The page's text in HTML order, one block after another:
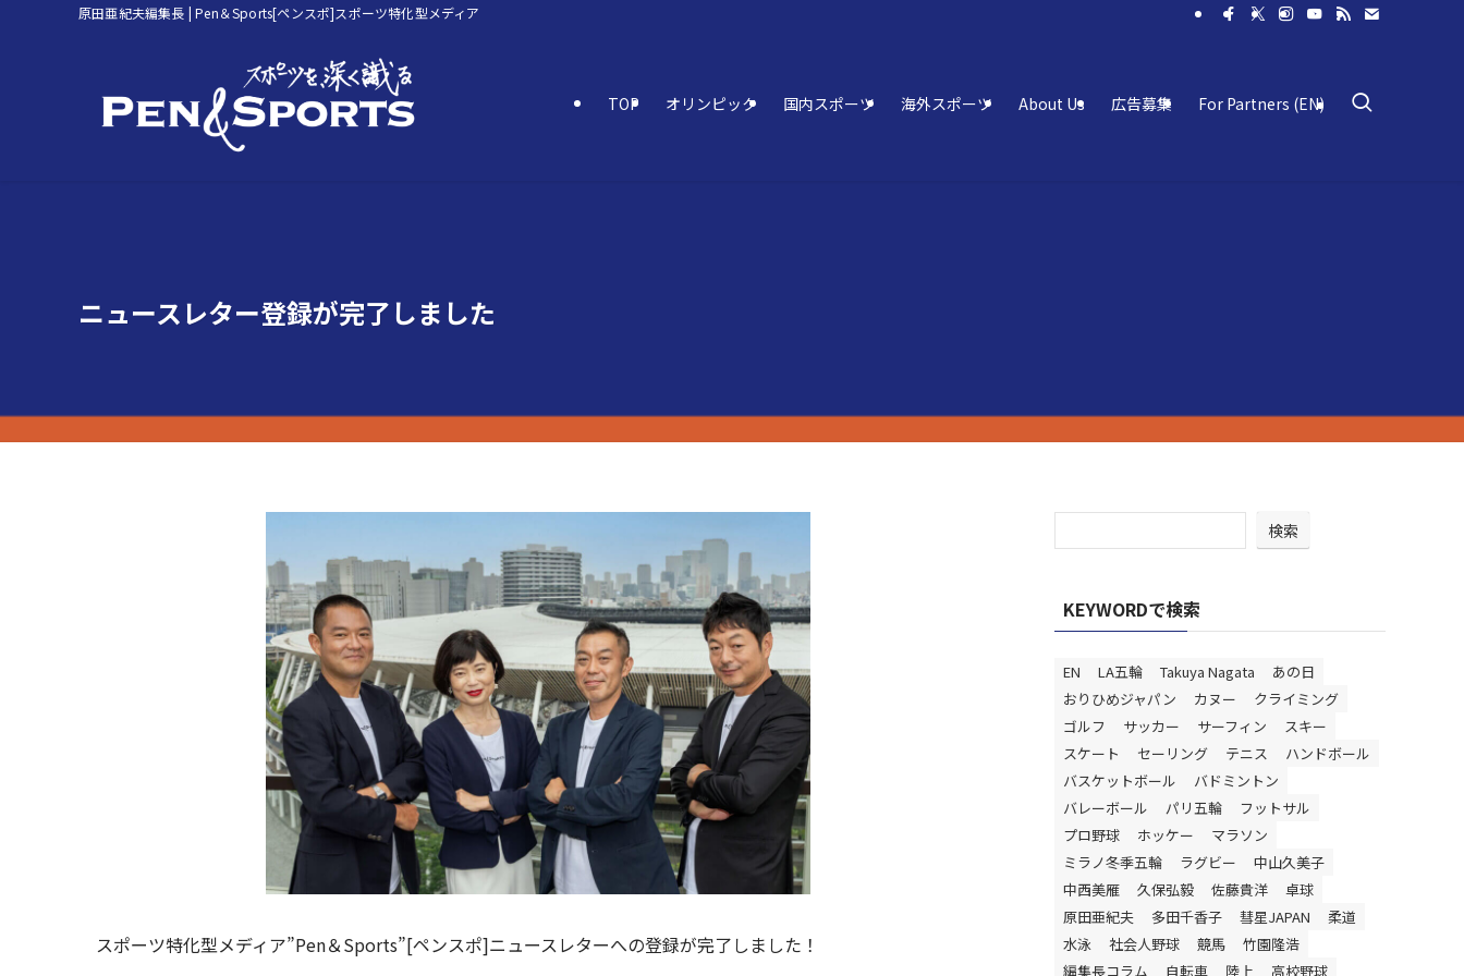
原田亜紀夫編集長 | Pen＆Sports[ペンスポ]スポーツ特化型メディア
TOP オリンピック 国内スポーツ 海外スポーツ About Us 広告募集 For Partners (EN)
ニュースレター登録が完了しました
スポーツ特化型メディア”Pen＆Sports”[ペンスポ]ニュースレターへの登録が完了しました！
検索
KEYWORDで検索
EN LA五輪 Takuya Nagata
あの日
おりひめジャパン
カヌー
クライミング
ゴルフ
サッカー サーフィン
スキー
スケート
セーリング テニス
ハンドボール
バスケットボール
バドミントン
バレーボール
パリ五輪
フットサル
プロ野球
ホッケー
マラソン
ミラノ冬季五輪
ラグビー
中山久美子
中西美雁
久保弘毅 佐藤貴洋
卓球
原田亜紀夫
多田千香子 彗星JAPAN
柔道
水泳
社会人野球 競馬
竹園隆浩
編集長コラム
自転車 陸上 高校野球